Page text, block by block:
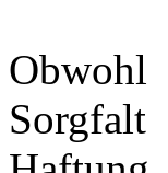
Sorgfalt